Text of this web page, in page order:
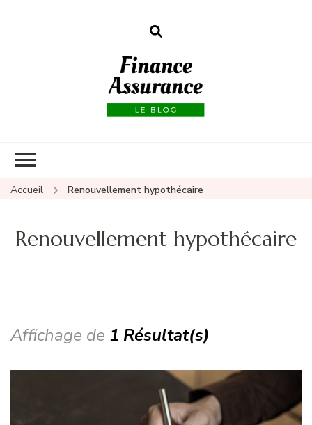
Accueil Renouvellement hypothécaire
Renouvellement hypothécaire
Affichage de 1 Résultat(s)